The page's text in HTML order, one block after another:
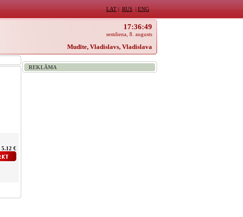
LAT | RUS | ENG
17:36:49
sestdiena, 8. augusts
Mudīte, Vladislavs, Vladislava
5.12 €
REKLĀMA